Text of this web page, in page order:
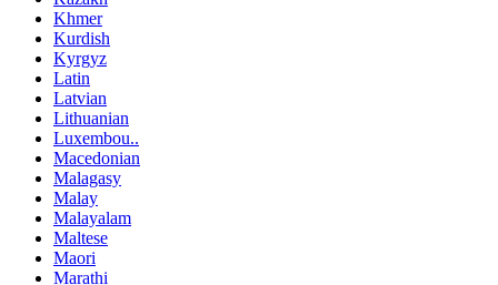
Khmer
Kurdish
Kyrgyz
Latin
Latvian
Lithuanian
Luxembou..
Macedonian
Malagasy
Malay
Malayalam
Maltese
Maori
Marathi